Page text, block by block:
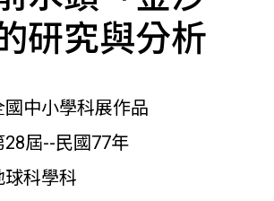
研究與分析
國中小學科展作品
28屆--民國77年
球科學科